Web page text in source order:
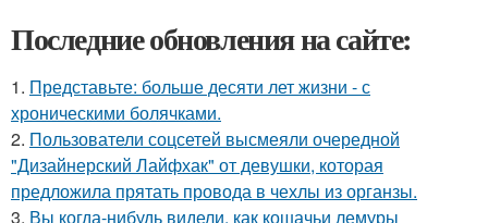
Последние обновления на сайте:
1. Представьте: больше десяти лет жизни - с
хроническими болячками.
2. Пользователи соцсетей высмеяли очередной
"Дизайнерский Лайфхак" от девушки, которая
предложила прятать провода в чехлы из органзы.
3. Вы когда-нибудь видели, как кошачьи лемуры